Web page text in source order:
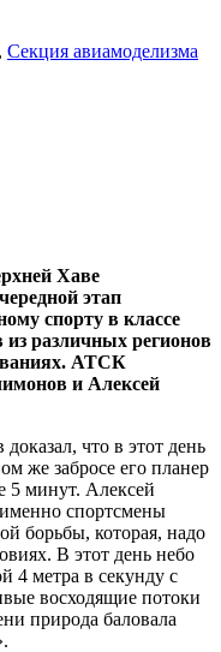
, Секция авиамоделизма
Хаве
этап
спорту в классе
из различных регионов
АТСК
и Алексей
что в этот день
же забросе его планер
5 минут. Алексей
спортсмены
борьбы, которая, надо
В этот день небо
4 метра в секунду с
восходящие потоки
природа баловала